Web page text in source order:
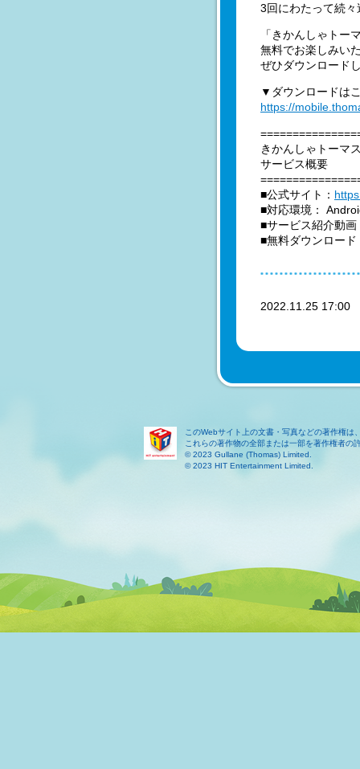
3回にわたって続
「きかんしゃトー
無料でお楽しみい
ぜひダウンロード
▼ダウンロードは
https://
きかんしゃトーマ
サービス概要
■公式サイト：
■対応環境：
■サービス紹介動画
■無料ダウンロー
2022.11.25
このWebサイト上の文書・写真などの著作権
これらの著作物の全部または一部を著作権者の
© 2023 Gullane (Thomas) Limited.
© 2023 HIT Entertainment Limited.